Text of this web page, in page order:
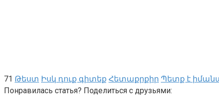
71 Թեստ Իսկ դուք գիտեք Հետաքրքիր Պետք է
Понравилась статья? Поделиться с друзьями: